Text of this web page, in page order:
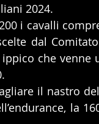
2024.
i cavalli
dal
che
il nastro
la